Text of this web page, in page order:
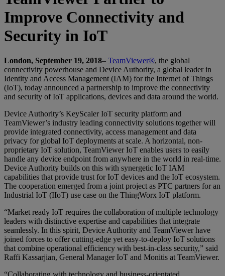
Improve Connectivity and
Security in IoT
London, September 19, 2018– TeamViewer®, the global
connectivity powerhouse and Device Authority, a global leader in
Identity and Access Management (IAM) for the Internet of Things
(IoT), today announced a partnership to improve the connectivity
and security of IoT applications, devices and data around the world.
Device Authority’s KeyScaler IoT security platform and
TeamViewer’s industry leading connectivity solutions together will
provide integrated connectivity, access management and data
privacy for global IoT deployments at scale. A horizontal, non-
proprietary IoT solution, TeamViewer IoT enables users to easily
handle any device endpoint from anywhere in the world in real-time.
Device Authority builds on this with synergetic IoT IAM
capabilities that provide trust for IoT devices and the IoT ecosystem.
The cooperation emerged from a joint project as PTC partners for an
Industrial IoT (IIoT) use case on the ThingWorx IoT platform.
“Market ready IoT requires the collaboration of multiple technology
leaders with distinctive expertise and capabilities that integrate
seamlessly. In this spirit, Device Authority and TeamViewer have
joined forces to offer cutting-edge yet easy-to-deploy IoT solutions
that combine operational efficiency with best-in-class security,” said
Raffi Kassarjian, General Manager IoT and Monitis at TeamViewer.
“Collaborating with technology and business-orientated